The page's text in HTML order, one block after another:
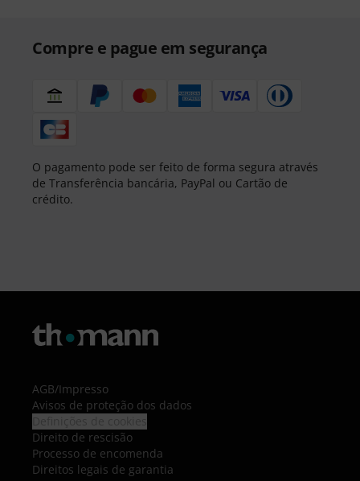
Compre e pague em segurança
O pagamento pode ser feito de forma segura através
de Transferência bancária, PayPal ou Cartão de
crédito.
AGB/Impresso
Avisos de proteção dos dados
Direito de rescisão
Processo de encomenda
Direitos legais de garantia